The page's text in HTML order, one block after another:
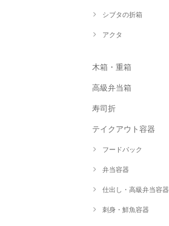
シブタの折箱
アクタ
木箱・重箱
高級弁当箱
寿司折
テイクアウト容器
フードパック
弁当容器
仕出し・高級弁当容器
刺身・鮮魚容器